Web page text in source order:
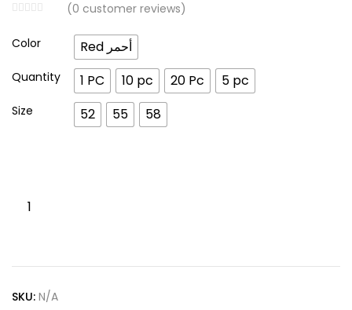
(0 customer reviews)
Color Red أحمر
Quantity 1 PC 10 pc 20 Pc 5 pc
Size 52 55 58
Shemagh
Good
SKU: N/A